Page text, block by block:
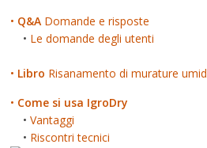
• Q&A Domande e risposte
• Le domande degli utenti
• Libro Risanamento di murature
• Come si usa IgroDry
•Vantaggi
• Riscontri tecnici